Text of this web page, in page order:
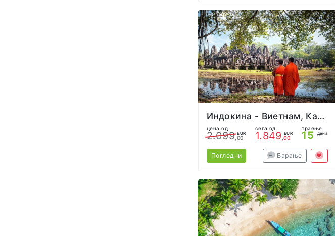
Индокина - Виетнам, Камбоџа, Тајланд
цена од
2.099 EUR
,00
сега од
1.849 EUR
,00
траење
15 дена
Погледни Барање